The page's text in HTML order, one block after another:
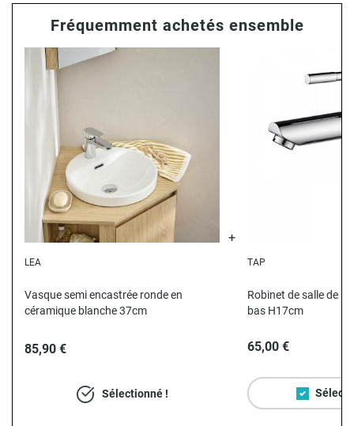
Fréquemment achetés ensemble
LEA
Vasque semi encastrée ronde en
céramique blanche 37cm
85,90 €
Sélectionné !
TAP
Robinet de salle de
bas H17cm
65,00 €